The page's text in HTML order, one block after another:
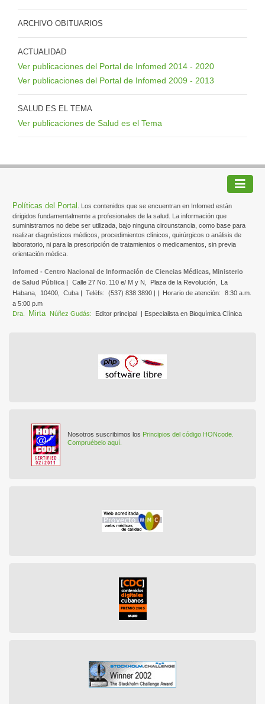
ARCHIVO OBITUARIOS
ACTUALIDAD
Ver publicaciones del Portal de Infomed 2014 - 2020
Ver publicaciones del Portal de Infomed 2009 - 2013
SALUD ES EL TEMA
Ver publicaciones de Salud es el Tema
Políticas del Portal
. Los contenidos que se encuentran en Infomed están
dirigidos fundamentalmente a profesionales de la salud. La información que
suministramos no debe ser utilizada, bajo ninguna circunstancia, como base para
realizar diagnósticos médicos, procedimientos clínicos, quirúrgicos o análisis de
laboratorio, ni para la prescripción de tratamientos o medicamentos, sin previa
orientación médica.
Infomed - Centro Nacional de Información de Ciencias Médicas, Ministerio
de Salud Pública | Calle 27 No. 110 e/ M y N, Plaza de la Revolución,
La
Habana, 10400, Cuba | Teléfs: (537) 838 3890 | | Horario de atención:
8:30 a.m.
a 5:00 p.m
Dra.
Mirta Núñez Gudás: Editor principal | Especialista en Bioquímica Clínica
Nosotros suscribimos los Principios del código HONcode.
Compruébelo aquí.